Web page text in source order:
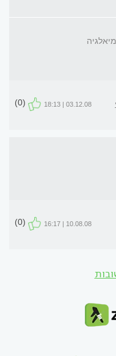
03.12.08 | 18:13
(0)
10.08.08 | 16:17
(0)